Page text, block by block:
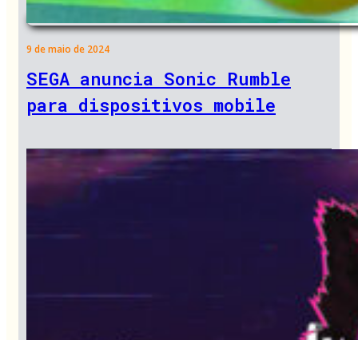
9 de maio de 2024
SEGA anuncia Sonic Rumble
para dispositivos mobile